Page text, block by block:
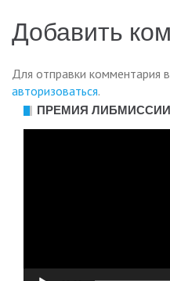
записям
Добавить
Для отправки комментария
авторизоваться.
ПРЕМИЯ ЛИБМИССИИ